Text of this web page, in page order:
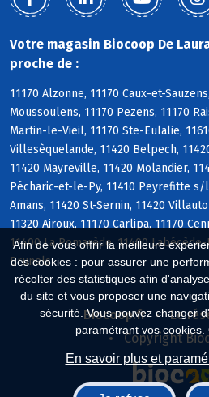
Afin de vous offrir la meilleure
des cookies : pour assurer une
récolter des statistiques afin
du site et vous proposer une
sécurité. Vous pouvez changer
paramétrant vos cookies.
En savoir plus et
Votre magasin Biocoop De
proche de :
11170 Alzonne, 11170 Caux-et-
Moussoulens, 11170 Pezens, 11170
Martin-le-Vieil, 11170 Ste-Eulalie,
Villesèquelande, 11420 Belpech,
11420 Mayreville, 11420 Molandier,
Pécharic-et-le-Py, 11410 Peyrefitte s/
Amans, 11420 St-Sernin, 11420
11320 Airoux, 11170 Carlipa, 11170
11400 La Pomarède, 11400
Brunels
Biocoop.fr
Le
Copyright